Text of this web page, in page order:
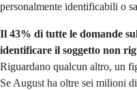
personalmente identificabili o
Il 43% di tutte le domande
identificare il soggetto non
Riguardano qualcun altro, un
Se August ha oltre sei milioni